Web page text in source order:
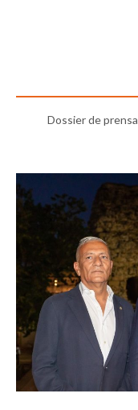
Dossier de prensa